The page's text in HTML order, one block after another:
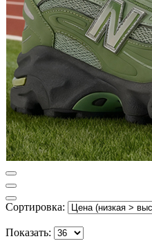
Сортировка:
Показать: